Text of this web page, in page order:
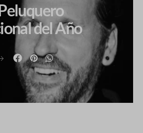
del Año